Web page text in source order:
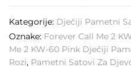
Kategorije: Dječiji Pametni
Oznake: Forever Call Me 2
Me 2 KW-60 Pink Dječiji
Rozi, Pametni Satovi Za